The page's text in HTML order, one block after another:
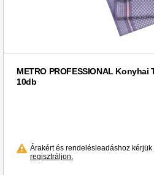
METRO PROFESSIONAL
10db
Árakért és rendelésleadáshoz kérjük
regisztráljon.